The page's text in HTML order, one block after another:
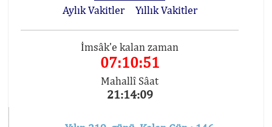
Aylık Vakitler
Yıllık Vakitler
İmsâk'e kalan zaman
07:10:51
Mahallî Sâat
21:14:09